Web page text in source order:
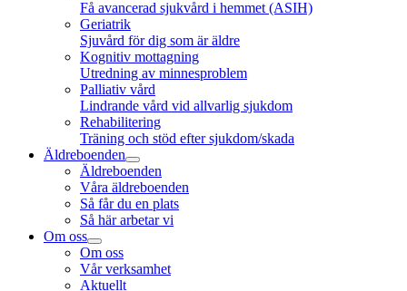
Få avancerad sjukvård i hemmet (ASIH)
Geriatrik
Sjuvård för dig som är äldre
Kognitiv mottagning
Utredning av minnesproblem
Palliativ vård
Lindrande vård vid allvarlig sjukdom
Rehabilitering
Träning och stöd efter sjukdom/skada
Äldreboenden
Äldreboenden
Våra äldreboenden
Så får du en plats
Så här arbetar vi
Om oss
Om oss
Vår verksamhet
Aktuellt